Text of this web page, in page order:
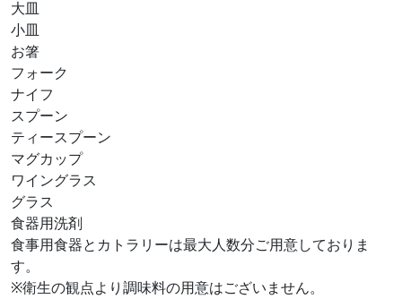
大皿
小皿
お箸
フォーク
ナイフ
スプーン
ティースプーン
マグカップ
ワイングラス
グラス
食器用洗剤
食事用食器とカトラリーは最大人数分ご用意しておりま
す。
※衛生の観点より調味料の用意はございません。